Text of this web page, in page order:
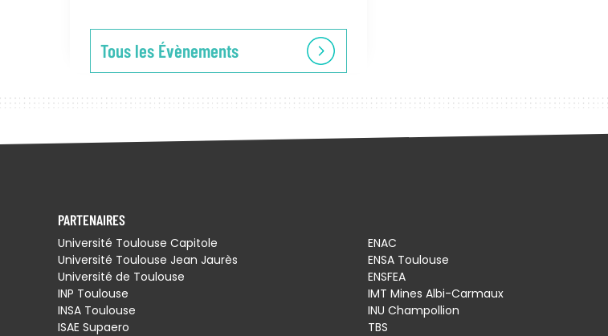
Tous les Évènements
PARTENAIRES
Université Toulouse Capitole
Université Toulouse Jean Jaurès
Université de Toulouse
INP Toulouse
INSA Toulouse
ISAE Supaero
ENAC
ENSA Toulouse
ENSFEA
IMT Mines Albi-Carmaux
INU Champollion
TBS